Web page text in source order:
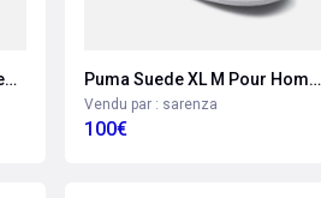
Puma Suede XL Wns Pour Femme Puma Suede XL M Pour Homme
Vendu par : sarenza
100€